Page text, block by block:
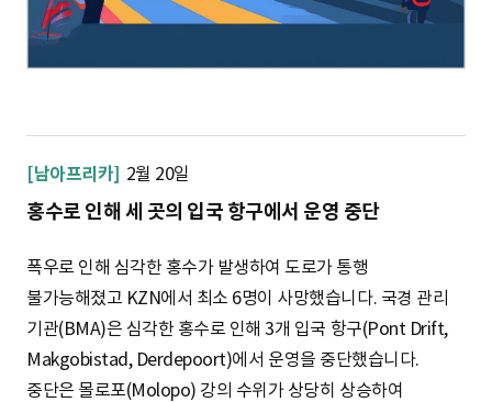
[남아프리카] 2월 20일
홍수로 인해 세 곳의 입국 항구에서 운영 중단
폭우로 인해 심각한 홍수가 발생하여 도로가 통행
불가능해졌고 KZN에서 최소 6명이 사망했습니다. 국경 관리
기관(BMA)은 심각한 홍수로 인해 3개 입국 항구(Pont Drift,
Makgobistad, Derdepoort)에서 운영을 중단했습니다.
중단은 몰로포(Molopo) 강의 수위가 상당히 상승하여